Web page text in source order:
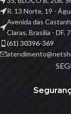
R. 13 Norte, 19 -
Avenida das
Claras, Brasília - DF,
(61) 30396-369